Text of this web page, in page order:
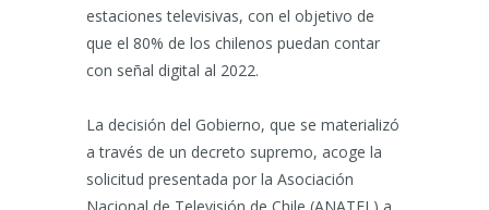
estaciones televisivas, con el objetivo de
que el 80% de los chilenos puedan contar
con señal digital al 2022.
La decisión del Gobierno, que se materializó
a través de un decreto supremo, acoge la
solicitud presentada por la Asociación